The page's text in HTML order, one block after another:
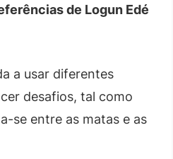
de Logun Edé
a usar diferentes
desafios, tal como
se entre as matas e as